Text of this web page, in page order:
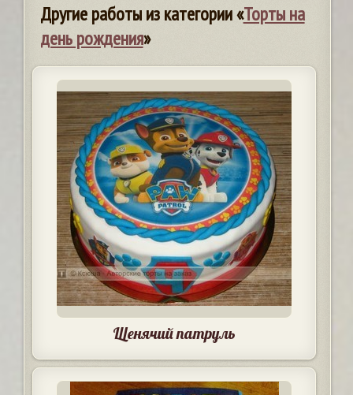
Другие работы из категории «Торты на
день рождения»
Щенячий патруль